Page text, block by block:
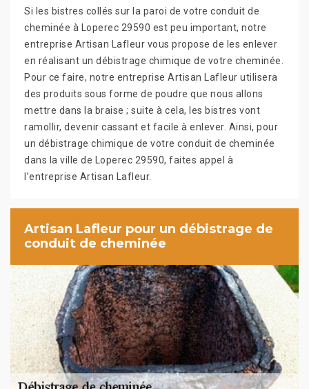
Si les bistres collés sur la paroi de votre conduit de
cheminée à Loperec 29590 est peu important, notre
entreprise Artisan Lafleur vous propose de les enlever
en réalisant un débistrage chimique de votre cheminée.
Pour ce faire, notre entreprise Artisan Lafleur utilisera
des produits sous forme de poudre que nous allons
mettre dans la braise ; suite à cela, les bistres vont
ramollir, devenir cassant et facile à enlever. Ainsi, pour
un débistrage chimique de votre conduit de cheminée
dans la ville de Loperec 29590, faites appel à
l’entreprise Artisan Lafleur.
Artisan Lafleur pour un débistrage de
conduit de cheminée